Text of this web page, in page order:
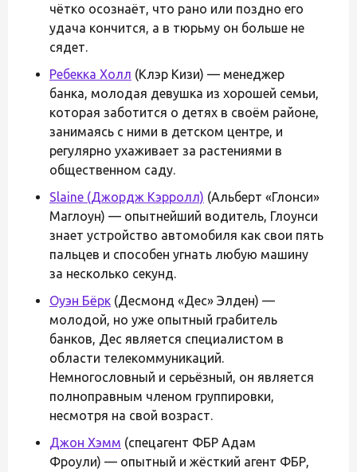
чётко осознаёт, что рано или поздно его
удача кончится, а в тюрьму он больше не
сядет.
Ребекка Холл (Клэр Кизи) — менеджер
банка, молодая девушка из хорошей семьи,
которая заботится о детях в своём районе,
занимаясь с ними в детском центре, и
регулярно ухаживает за растениями в
общественном саду.
Slaine (Джордж Кэрролл) (Альберт «Глонси»
Маглоун) — опытнейший водитель, Глоунси
знает устройство автомобиля как свои пять
пальцев и способен угнать любую машину
за несколько секунд.
Оуэн Бёрк (Десмонд «Дес» Элден) —
молодой, но уже опытный грабитель
банков, Дес является специалистом в
области телекоммуникаций.
Немногословный и серьёзный, он является
полноправным членом группировки,
несмотря на свой возраст.
Джон Хэмм (спецагент ФБР Адам
Фроули) — опытный и жёсткий агент ФБР,